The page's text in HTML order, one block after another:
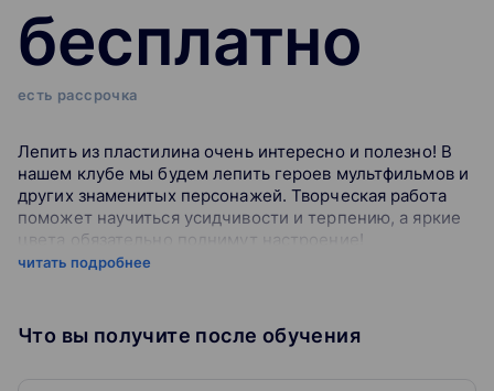
бесплатно
есть рассрочка
Лепить из пластилина очень интересно и полезно! В
нашем клубе мы будем лепить героев мультфильмов и
других знаменитых персонажей. Творческая работа
поможет научиться усидчивости и терпению, а яркие
цвета обязательно поднимут настроение!
самопроверку — ею занимаются эксперты ОГЭ.
читать подробнее
Что вы получите после обучения